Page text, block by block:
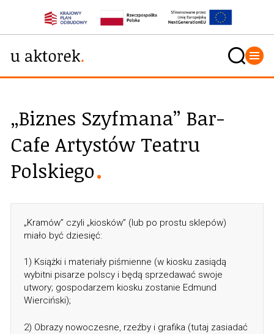
„Biznes Szyfmana” Bar-
Cafe Artystów Teatru
Polskiego
„Kramów” czyli „kiosków” (lub po prostu sklepów)
miało być dziesięć:
1) Książki i materiały piśmienne (w kiosku zasiądą
wybitni pisarze polscy i będą sprzedawać swoje
utwory; gospodarzem kiosku zostanie Edmund
Wierciński);
2) Obrazy nowoczesne, rzeźby i grafika (tutaj zasiadać